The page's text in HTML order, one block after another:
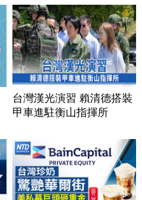
台灣漢光演習 賴清德搭裝
甲車進駐衡山指揮所